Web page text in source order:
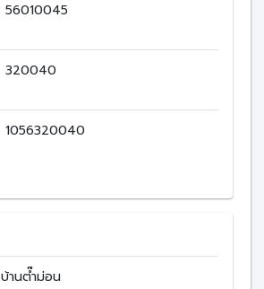
56010045
320040
1056320040
บ้านต๊ำม่อน